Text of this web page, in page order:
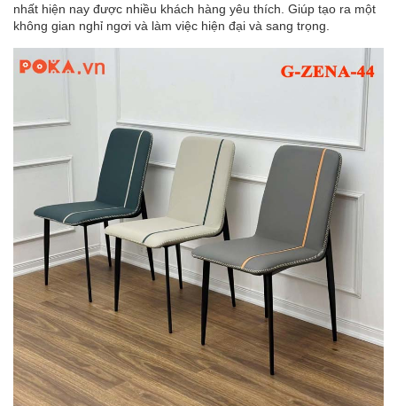
nhất hiện nay được nhiều khách hàng yêu thích. Giúp tạo ra một
không gian nghỉ ngơi và làm việc hiện đại và sang trọng.